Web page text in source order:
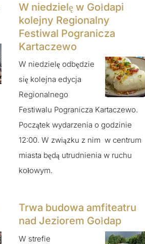
W niedzielę w Gołdapi
kolejny Regionalny
Festiwal Pogranicza
Kartaczewo
W niedzielę odbędzie
się kolejna edycja
Regionalnego
Festiwalu Pogranicza Kartaczewo.
Początek wydarzenia o godzinie
12:00. W związku z nim w centrum
miasta będą utrudnienia w ruchu
kołowym.
Trwa budowa amfiteatru
nad Jeziorem Gołdap
W strefie